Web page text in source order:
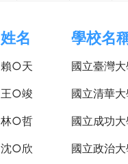
姓名 學校名
賴○天 國立臺灣
王○竣 國立清華
林○哲 國立成功
沈○欣 國立政治